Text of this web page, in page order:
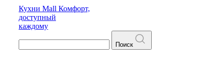
Кухни Mall Комфорт,
доступный
каждому
Поиск